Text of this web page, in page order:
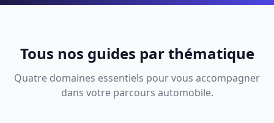
Tous nos guides par thématique
Quatre domaines essentiels pour vous accompagner
dans votre parcours automobile.